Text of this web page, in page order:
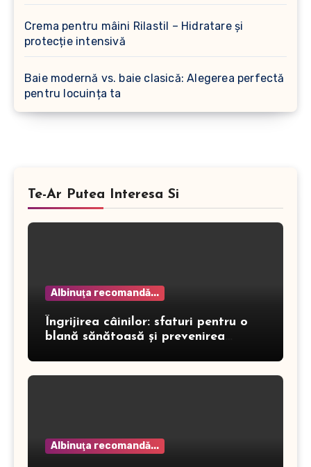
Crema pentru mâini Rilastil – Hidratare și
protecție intensivă
Baie modernă vs. baie clasică: Alegerea perfectă
pentru locuința ta
Te-Ar Putea Interesa Si
Albinuţa recomandă...
Îngrijirea câinilor: sfaturi pentru o
blană sănătoasă și prevenirea
Albinuţa recomandă...